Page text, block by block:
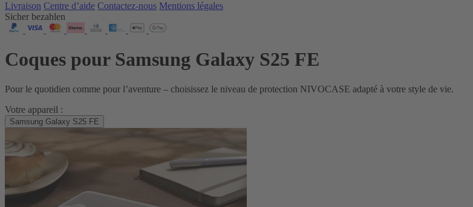
Livraison Centre d’aide Contactez‑nous Mentions légales
Sicher bezahlen
Coques pour Samsung Galaxy S25 FE
Pour le quotidien comme pour l’aventure – choisissez le niveau de protection NIVOCASE adapté à votre style de vie.
Votre appareil :
Samsung Galaxy S25 FE